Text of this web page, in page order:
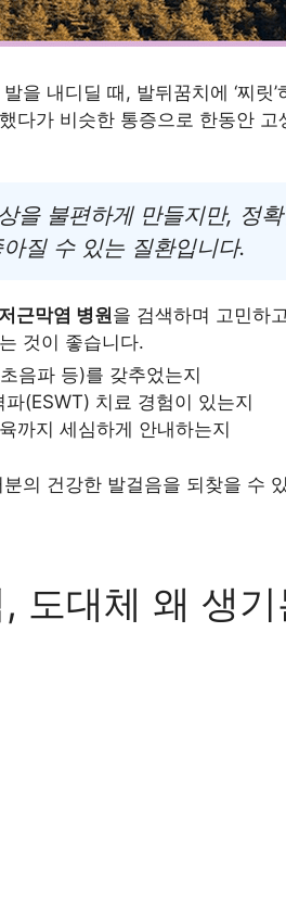
을 내디딜 때, 발뒤꿈치에 ‘찌릿
다가 비슷한 통증으로 한동안
을 불편하게 만들지만, 정
질 수 있는 질환입니다.
근막염 병원을 검색하며 고민하
것이 좋습니다.
음파 등)를 갖추었는지
(ESWT) 치료 경험이 있는지
까지 세심하게 안내하는지
의 건강한 발걸음을 되찾을 수
도대체 왜 생